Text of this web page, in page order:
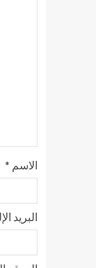
الاسم *
البريد